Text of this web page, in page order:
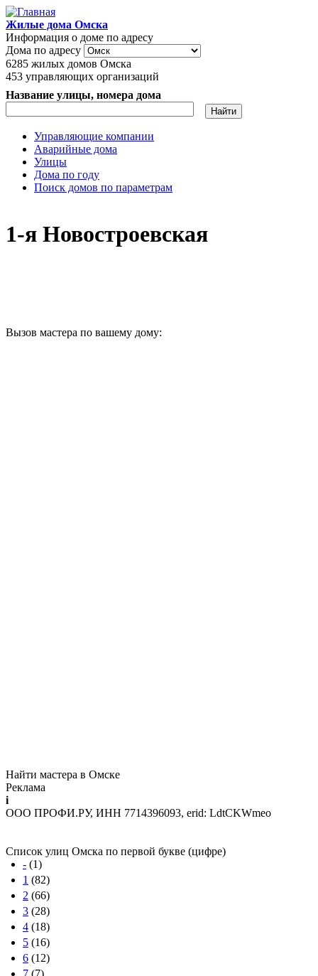
Перейти к основному содержанию
Жилые дома Омска
Информация о доме по адресу
Дома по адресу
6285 жилых домов Омска
453 управляющих организаций
Название улицы, номера дома
Главное меню
Управляющие компании
Аварийные дома
Улицы
Дома по году
Поиск домов по параметрам
1-я Новостроевская
Вызов мастера по вашему дому:
Найти мастера в Омске
Реклама
i
ООО ПРОФИ.РУ, ИНН 7714396093, erid: LdtCKWmeo
Список улиц Омска по первой букве (цифре)
- (1)
1 (82)
2 (66)
3 (28)
4 (18)
5 (16)
6 (12)